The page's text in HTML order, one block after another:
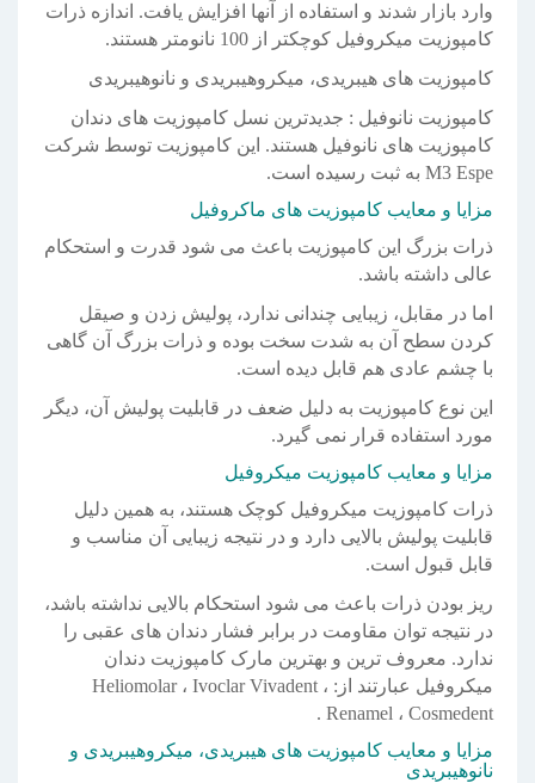
وارد بازار شدند و استفاده از آنها افزایش یافت. اندازه ذرات
کامپوزیت میکروفیل کوچکتر از 100 نانومتر هستند.
کامپوزیت های هیبریدی، میکروهیبریدی و نانوهیبریدی
کامپوزیت نانوفیل : جدیدترین نسل کامپوزیت های دندان
کامپوزیت های نانوفیل هستند. این کامپوزیت توسط شرکت
M3 Espe به ثبت رسیده است.
مزایا و معایب کامپوزیت های ماکروفیل
ذرات بزرگ این کامپوزیت باعث می شود قدرت و استحکام
عالی داشته باشد.
اما در مقابل، زیبایی چندانی ندارد، پولیش زدن و صیقل
کردن سطح آن به شدت سخت بوده و ذرات بزرگ آن گاهی
با چشم عادی هم قابل دیده است.
این نوع کامپوزیت به دلیل ضعف در قابلیت پولیش آن، دیگر
مورد استفاده قرار نمی گیرد.
مزایا و معایب کامپوزیت میکروفیل
ذرات کامپوزیت میکروفیل کوچک هستند، به همین دلیل
قابلیت پولیش بالایی دارد و در نتیجه زیبایی آن مناسب و
قابل قبول است.
ریز بودن ذرات باعث می شود استحکام بالایی نداشته باشد،
در نتیجه توان مقاومت در برابر فشار دندان های عقبی را
ندارد. معروف ترین و بهترین مارک کامپوزیت دندان
میکروفیل عبارتند از: Heliomolar ، Ivoclar Vivadent ،
Renamel ، Cosmedent .
مزایا و معایب کامپوزیت های هیبریدی، میکروهیبریدی و
نانوهیبریدی